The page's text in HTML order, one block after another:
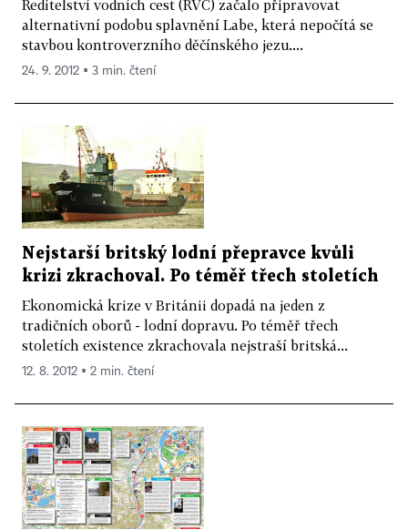
Ředitelství vodních cest (ŘVC) začalo připravovat
alternativní podobu splavnění Labe, která nepočítá se
stavbou kontroverzního děčínského jezu....
24. 9. 2012 ▪ 3 min. čtení
Nejstarší britský lodní přepravce kvůli
krizi zkrachoval. Po téměř třech stoletích
Ekonomická krize v Británii dopadá na jeden z
tradičních oborů - lodní dopravu. Po téměř třech
stoletích existence zkrachovala nejstraší britská...
12. 8. 2012 ▪ 2 min. čtení